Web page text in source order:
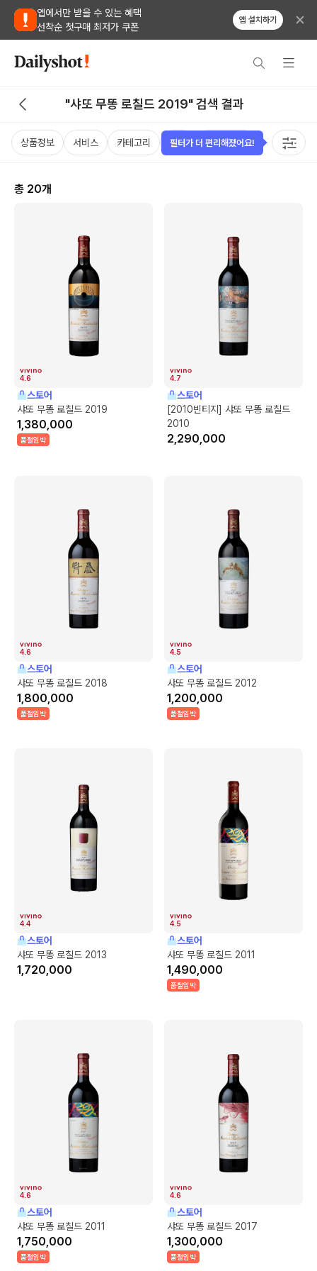
앱에서만 받을 수 있는 혜택
선착순 첫구매 최저가 쿠폰
앱 설치하기
"샤또 무똥 로칠드 2019" 검색 결과
상품정보 서비스 카테고리 가격 비비노점수 국가 용량
총 20개
4.6
스토어
샤또 무똥 로칠드 2019
1,380,000
품절임박
4.7
스토어
[2010빈티지] 샤또 무똥 로칠드
2010
2,290,000
4.6
스토어
샤또 무똥 로칠드 2018
1,800,000
품절임박
4.5
스토어
샤또 무똥 로칠드 2012
1,200,000
품절임박
4.4
스토어
샤또 무똥 로칠드 2013
1,720,000
4.5
스토어
샤또 무똥 로칠드 2011
1,490,000
품절임박
4.6
스토어
샤또 무똥 로칠드 2011
1,750,000
품절임박
4.6
스토어
샤또 무똥 로칠드 2017
1,300,000
품절임박
필터가 더 편리해졌어요!